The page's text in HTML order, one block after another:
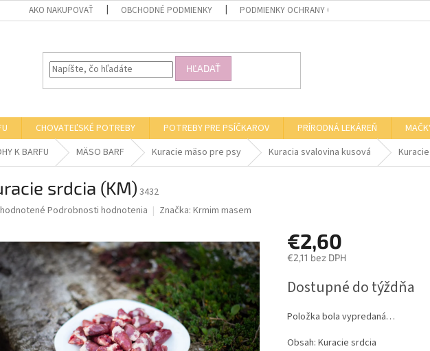
AKO NAKUPOVAŤ OBCHODNÉ PODMIENKY PODMIENKY OCHRANY OSOBNÝCH ÚDAJOV
HĽADAŤ
CHOVATEĽSKÉ POTREBY POTREBY PRE PSÍČKAROV PRÍRODNÁ LEKÁREŇ
K BARFU MÄSO BARF Kuracie mäso pre psy Kuracia svalovina kusová
srdcia (KM) 3432
Podrobnosti hodnotenia Značka: Krmim masem
€2,60
€2,11 bez DPH
cena:
Dostupné do týždňa
Položka bola vypredaná…
Obsah: Kuracie srdcia